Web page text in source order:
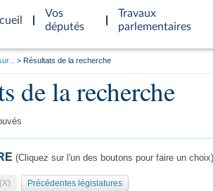
Vos
députés
Travaux
parlementaires
Résultats de la recherche
de la recherche
(Cliquez sur l'un des boutons pour faire un choix)
Précédentes législatures